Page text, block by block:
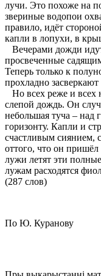
лучи. Это похоже на
звериные водопои
правило, идёт
капли в лопухи, в
Вечерами дожди
просвеченные
Теперь только к
прохладно
Но всех реже и всех
слепой дождь. Он
небольшая туча – над
горизонту. Капли и
счастливым сиянием,
оттого, что он
лужи летят эти
лужам расходятся
(287 слов)
По Ю. Куранову